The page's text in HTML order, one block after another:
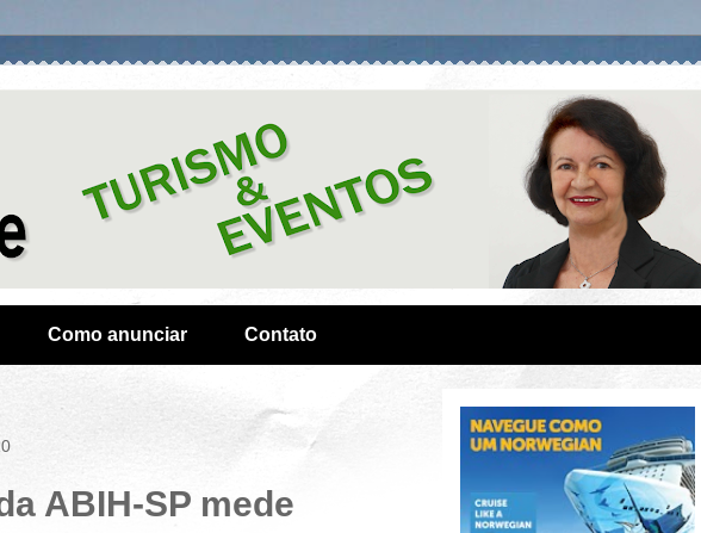
Como anunciar Contato
ABIH-SP mede